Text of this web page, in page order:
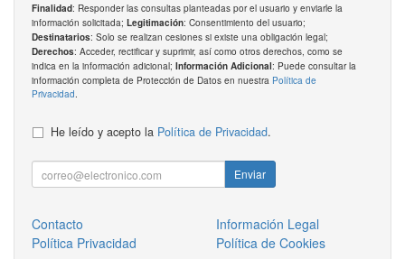
Finalidad: Responder las consultas planteadas por el usuario y enviarle la
información solicitada; Legitimación: Consentimiento del usuario;
Destinatarios: Solo se realizan cesiones si existe una obligación legal;
Derechos: Acceder, rectificar y suprimir, así como otros derechos, como se
indica en la información adicional; Información Adicional: Puede consultar la
información completa de Protección de Datos en nuestra Política de
Privacidad.
He leído y acepto la Política de Privacidad.
Enviar
Contacto
Información Legal
Política Privacidad
Política de Cookies